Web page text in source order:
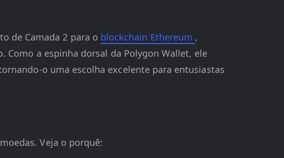
de Camada 2 para o blockchain Ethereum ,
Como a espinha dorsal da Polygon Wallet, ele
o uma escolha excelente para entusiastas
Veja o porquê: